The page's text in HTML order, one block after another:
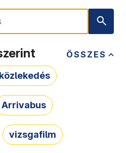
ÖSSZES
közlekedés
Arrivabus
vizsgafilm